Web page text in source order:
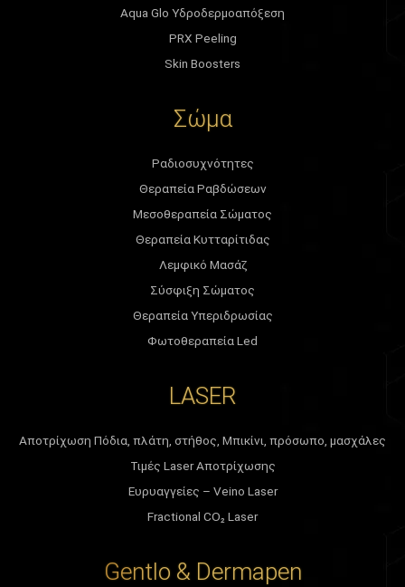
Aqua Glo Υδροδερμοαπόξεση
PRX Peeling
Skin Boosters
Σώμα
Ραδιοσυχνότητες
Θεραπεία Ραβδώσεων
Μεσοθεραπεία Σώματος
Θεραπεία Κυτταρίτιδας
Λεμφικό Μασάζ
Σύσφιξη Σώματος
Θεραπεία Υπεριδρωσίας
Φωτοθεραπεία Led
LASER
Αποτρίχωση Πόδια, πλάτη, στήθος, Μπικίνι, πρόσωπο, μασχάλες
Τιμές Laser Αποτρίχωσης
Ευρυαγγείες – Veino Laser
Fractional CO₂ Laser
Gentlo & Dermapen